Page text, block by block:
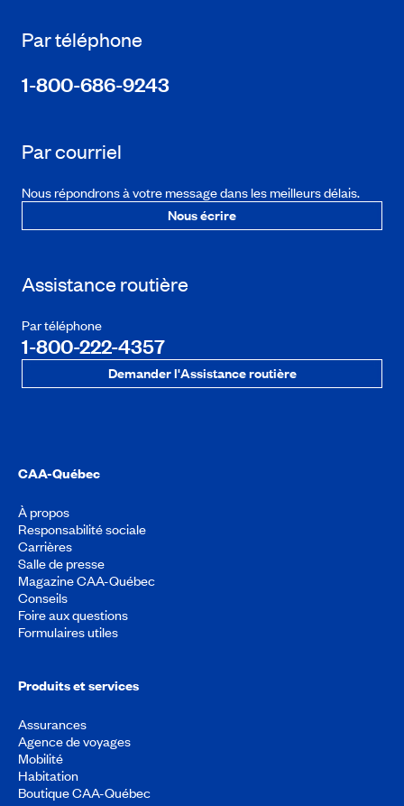
Par téléphone
1-800-686-9243
Par courriel
Nous répondrons à votre message dans les meilleurs délais.
Nous écrire
Assistance routière
Par téléphone
1-800-222-4357
Demander l'Assistance routière
CAA-Québec
À propos
Responsabilité sociale
Carrières
Salle de presse
Magazine CAA-Québec
Conseils
Foire aux questions
Formulaires utiles
Produits et services
Assurances
Agence de voyages
Mobilité
Habitation
Boutique CAA-Québec